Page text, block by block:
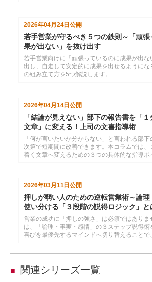
2026年04月24日 公開
若手営業が守るべき５つの鉄則～「頑
果が出ない」を抜け出す
若手営業向けに「頑張っているのに成果が出な
出し、自走して安定的に成果を出せるようにな
の組み立て方を5つ解説します。
2026年04月14日公開
「結論が見えない」部下の報告書を「
文章」に変える！上司の文書指導術
「何が言いたいか分からない」と言われる部
次第で短期間に改善できます。本コラムでは、
着く文章へ変えるための３つの具体的な指導ポ
2026年03月11日 公開
押しが弱い人のための逆転営業術～論
使い分ける「３段階の説得ロジック」と
営業の成功に「押しの強さ」は必須ではありま
は、「論理・事実・感情」の３ステップ説得
喜びを最優先するマインドへ切り替えることで
■ 関連シリーズ一覧